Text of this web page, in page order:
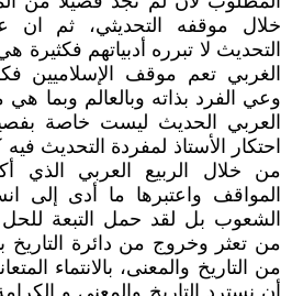
خلال موقفه التحديثي، ثم ان
التحديث لا تبرره أدبياتهم فكثيرة
الغربي تعم موقف الإسلاميين
وعي الفرد بذاته وبالعالم وبما
العربي الحديث ليست خاصة
احتكار الأستاذ لمفردة التحديث
من خلال الربيع العربي الذي
المواقف واعتبرها ما أدى إلى
الشعوب بل لقد حمل التبعة للحل
من تعثر وخروج من دائرة التاريخ
من التاريخ والمعنى، بالانتماء